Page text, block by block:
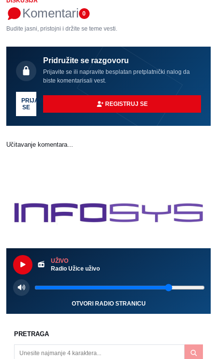
Komentari 0
Budite jasni, pristojni i držite se teme vesti.
Pridružite se razgovoru
Prijavite se ili napravite besplatan pretplatnički nalog da
biste komentarisali vest.
PRIJAVI
SE
REGISTRUJ SE
Učitavanje komentara...
UŽIVO
Radio Užice uživo
OTVORI RADIO STRANICU
PRETRAGA